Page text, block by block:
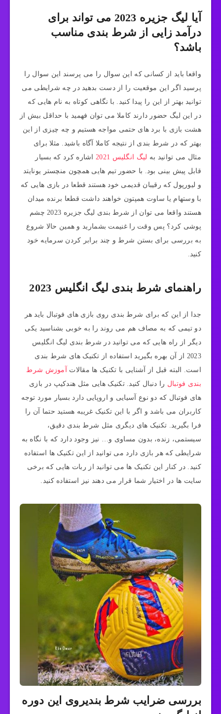
آیا لیگ جزیره 2023 می تواند برای
درآمد زایی از شرط بندی مناسب
باشد؟
واقعا باید از کسانی که این سوال را می پرسند این سوال را
پرسید اگر این موقعیت را از دست بدهید در چه شرایطی می
توانید بهتر از این را پیدا کنید. با نگاهی کوتاه به نام هایی که
در این لیگ حضور دارند کاملا می توان فهمید با حداقل بیش از
هشت بازی با برد های حتمی مواجه هستیم و چه چیزی از این
بهتر که در شرط بندی از نتیجه کاملا آگاه باشید. مثلا برای
مثال می توانید به لیگ انگلیس 2021
اشاره کرد که بسیار
قابل پیش بینی بود. با حضور تیم هایی همچون منچستر یونایتد
و لیورپول که رقیبان قدیمی خود هستند قطعا در بازی هایی که
با وستهام یا ساوت همپتون خواهند داشت قطعا برنده میدان
هستند واقعا می توان از شرط بندی لیگ جزیره 2023 چشم
پوشی کرد؟ پس وقت را غنیمت بشمارید و همین حالا شروع
به بررسی برای بستن شرط و چند برابر کردن سرمایه خود
کنید.
راهنمای شرط بندی لیگ انگلیس 2023
جدا از این که برای شرط بندی روی بازی های فوتبال باید هر
دو تیمی که به مصاف هم می روند را به خوبی بشناسید یکی
دیگر از راه هایی که می توانید در شرط بندی لیگ انگلیس
2023 از آن بهره بگیرید استفاده از تکنیک های شرط بندی
است. البته قبل از آشنایی با تکنیک ها مقالات
آموزش شرط
بندی فوتبال را دنبال کنید. تکنیک هایی مثل هندکیپ در بازی
های فوتبال که دو نوع آسیایی و اروپایی دارد بسیار مورد توجه
کاربران می باشد و اگر با این تکنیک غریبه هستید حتما آن را
فرا بگیرید. تکنیک های دیگری مثل شرط بندی دقیق،
سیستمی، زنده، بدون مساوی و… نیز وجود دارد که با نگاه به
شرایطی که هر بازی دارد می توانید از این تکنیک ها استفاده
کنید. در کنار این تکنیک ها می توانید از ربات هایی که برخی
سایت ها در اختیار شما قرار می دهند نیز استفاده کنید.
بررسی ضرایب شرط بندیروی این دوره